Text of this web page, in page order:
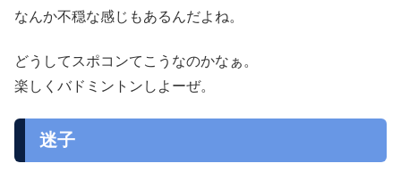
なんか不穏な感じもあるんだよね。
どうしてスポコンてこうなのかなぁ。
楽しくバドミントンしよーぜ。
迷子